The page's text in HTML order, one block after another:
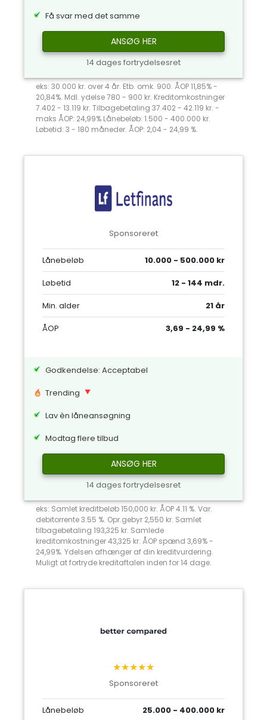
Få svar med det samme
ANSØG HER
14 dages fortrydelsesret
eks: 30.000 kr. over 4 år. Etb. omk. 900. ÅOP 11,85% -
20,84%. Mdl. ydelse 780 - 900 kr. Kreditomkostninger
7.402 - 13.119 kr. Tilbagebetaling 37.402 - 42.119 kr. -
maks ÅOP: 24,99% Lånebeløb: 1.500 - 400.000 kr.
Løbetid: 3 - 180 måneder. ÅOP: 2,04 - 24,99 %.
Sponsoreret
Lånebeløb
10.000 - 500.000 kr
Løbetid
12 - 144 mdr.
Min. alder
21 år
ÅOP
3,69 - 24,99 %
Godkendelse: Acceptabel
Trending
Lav èn låneansøgning
Modtag flere tilbud
ANSØG HER
14 dages fortrydelsesret
eks: Samlet kreditbeløb 150,000 kr. ÅOP 4.11 %. Var.
debitorrente 3.55 %. Opr.gebyr 2,550 kr. Samlet
tilbagebetaling 193,325 kr. Samlede
kreditomkostninger 43,325 kr. ÅOP spænd 3,69% -
24,99%. Ydelsen afhænger af din kreditvurdering.
Muligt at fortryde kreditaftalen inden for 14 dage.
★★★★★
Sponsoreret
Lånebeløb 25.000 - 400.000 kr